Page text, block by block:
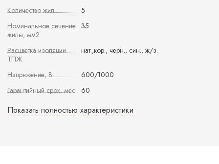
Количество жил
5
Номинальное сечение
жилы, мм2
35
Расцветка изоляции
ТПЖ
нат.,кор., черн., син., ж/з.
Напряжение, В
600/1000
Гарантийный срок, мес
60
Показать полностью характеристики